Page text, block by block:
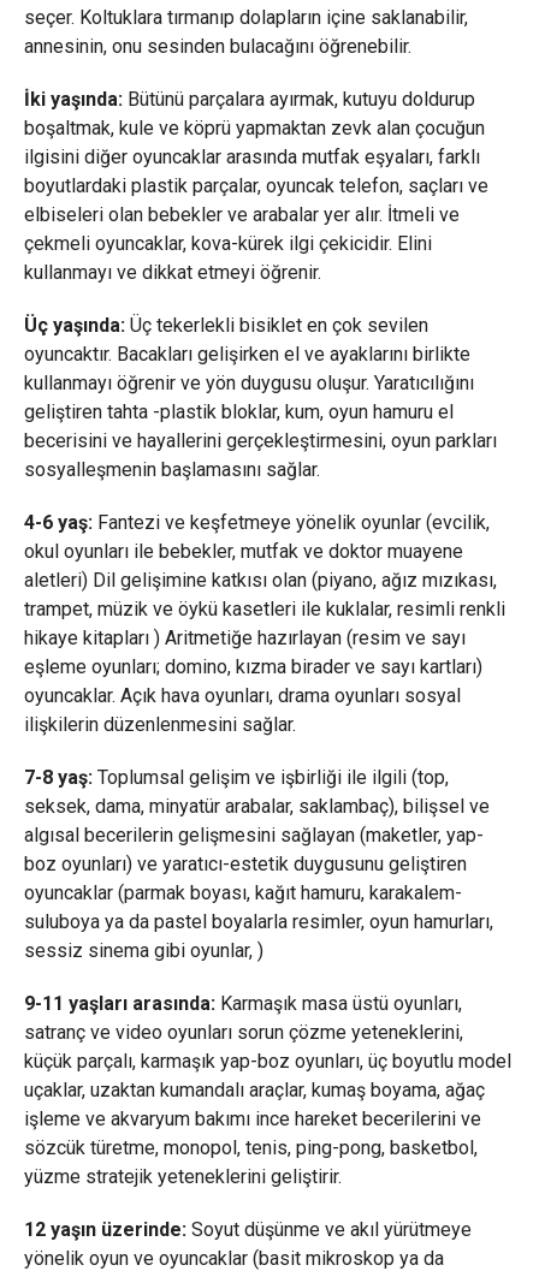
seçer. Koltuklara tırmanıp dolapların içine saklanabilir,
annesinin, onu sesinden bulacağını öğrenebilir.
İki yaşında: Bütünü parçalara ayırmak, kutuyu doldurup
boşaltmak, kule ve köprü yapmaktan zevk alan çocuğun
ilgisini diğer oyuncaklar arasında mutfak eşyaları, farklı
boyutlardaki plastik parçalar, oyuncak telefon, saçları ve
elbiseleri olan bebekler ve arabalar yer alır. İtmeli ve
çekmeli oyuncaklar, kova-kürek ilgi çekicidir. Elini
kullanmayı ve dikkat etmeyi öğrenir.
Üç yaşında: Üç tekerlekli bisiklet en çok sevilen
oyuncaktır. Bacakları gelişirken el ve ayaklarını birlikte
kullanmayı öğrenir ve yön duygusu oluşur. Yaratıcılığını
geliştiren tahta -plastik bloklar, kum, oyun hamuru el
becerisini ve hayallerini gerçekleştirmesini, oyun parkları
sosyalleşmenin başlamasını sağlar.
4-6 yaş: Fantezi ve keşfetmeye yönelik oyunlar (evcilik,
okul oyunları ile bebekler, mutfak ve doktor muayene
aletleri) Dil gelişimine katkısı olan (piyano, ağız mızıkası,
trampet, müzik ve öykü kasetleri ile kuklalar, resimli renkli
hikaye kitapları ) Aritmetiğe hazırlayan (resim ve sayı
eşleme oyunları; domino, kızma birader ve sayı kartları)
oyuncaklar. Açık hava oyunları, drama oyunları sosyal
ilişkilerin düzenlenmesini sağlar.
7-8 yaş: Toplumsal gelişim ve işbirliği ile ilgili (top,
seksek, dama, minyatür arabalar, saklambaç), bilişsel ve
algısal becerilerin gelişmesini sağlayan (maketler, yap-
boz oyunları) ve yaratıcı-estetik duygusunu geliştiren
oyuncaklar (parmak boyası, kağıt hamuru, karakalem-
suluboya ya da pastel boyalarla resimler, oyun hamurları,
sessiz sinema gibi oyunlar, )
9-11 yaşları arasında: Karmaşık masa üstü oyunları,
satranç ve video oyunları sorun çözme yeteneklerini,
küçük parçalı, karmaşık yap-boz oyunları, üç boyutlu model
uçaklar, uzaktan kumandalı araçlar, kumaş boyama, ağaç
işleme ve akvaryum bakımı ince hareket becerilerini ve
sözcük türetme, monopol, tenis, ping-pong, basketbol,
yüzme stratejik yeteneklerini geliştirir.
12 yaşın üzerinde: Soyut düşünme ve akıl yürütmeye
yönelik oyun ve oyuncaklar (basit mikroskop ya da